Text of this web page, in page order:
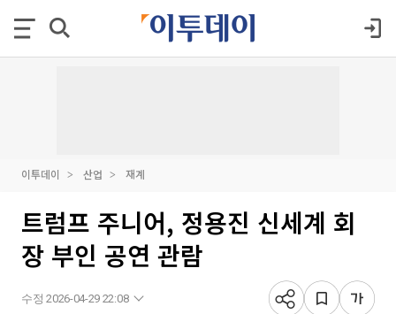
이투데이 산업 재계
트럼프 주니어, 정용진 신세계 회
장 부인 공연 관람
수정 2026-04-29 22:08